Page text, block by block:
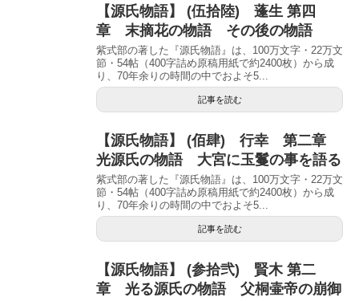
【源氏物語】 (伍拾陸) 蓬生 第四
章 末摘花の物語 その後の物語
紫式部の著した『源氏物語』は、100万文字・22万文
節・54帖（400字詰め原稿用紙で約2400枚）から成
り、70年余りの時間の中でおよそ5...
記事を読む
【源氏物語】 (佰肆) 行幸 第二章
光源氏の物語 大宮に玉鬘の事を語る
紫式部の著した『源氏物語』は、100万文字・22万文
節・54帖（400字詰め原稿用紙で約2400枚）から成
り、70年余りの時間の中でおよそ5...
記事を読む
【源氏物語】 (参拾弐) 賢木 第二
章 光る源氏の物語 父桐壷帝の崩御